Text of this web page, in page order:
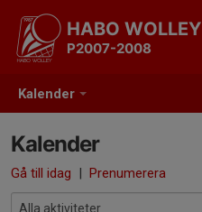
Kalender
HABO WOLLEY
P2007-2008
Kalender
Gå till idag | Prenumerera